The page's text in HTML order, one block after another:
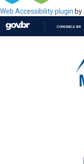
Web Accessibility plugin
COMUNICA BR